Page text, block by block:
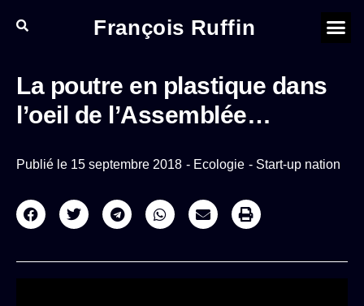
François Ruffin
La poutre en plastique dans
l’oeil de l’Assemblée…
Publié le 15 septembre 2018 - Ecologie - Start-up nation